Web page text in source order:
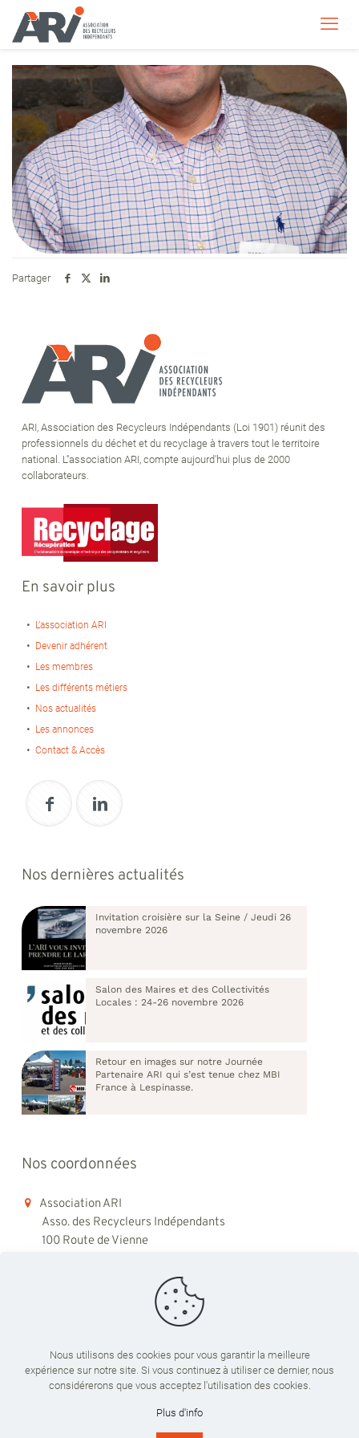
Partager
ARI, Association des Recycleurs Indépendants (Loi 1901) réunit des
professionnels du déchet et du recyclage à travers tout le territoire
national. L''association ARI, compte aujourd'hui plus de 2000
collaborateurs.
En savoir plus
L’association ARI
Devenir adhérent
Les membres
Les différents métiers
Nos actualités
Les annonces
Contact & Accès
Nos dernières actualités
Invitation croisière sur la Seine / Jeudi 26
novembre 2026
Salon des Maires et des Collectivités
Locales : 24-26 novembre 2026
Retour en images sur notre Journée
Partenaire ARI qui s’est tenue chez MBI
France à Lespinasse.
Nos coordonnées
Association ARI
Asso. des Recycleurs Indépendants
100 Route de Vienne
Du lundi au vendredi
09:00 - 18:00
Nous utilisons des cookies pour vous garantir la meilleure
expérience sur notre site. Si vous continuez à utiliser ce dernier, nous
considérerons que vous acceptez l'utilisation des cookies.
Plus d'info